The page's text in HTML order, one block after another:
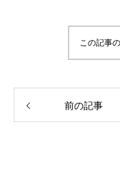
この記事
前の記事